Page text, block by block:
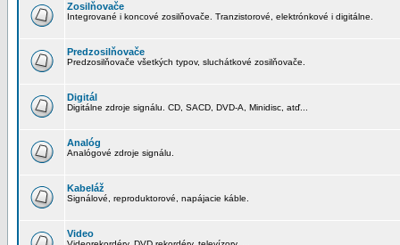
Zosilňovače
Integrované i koncové zosilňovače. Tranzistorové, elektrónkové i digitálne.
Predzosilňovače
Predzosilňovače všetkých typov, sluchátkové zosilňovače.
Digitál
Digitálne zdroje signálu. CD, SACD, DVD-A, Minidisc, atď...
Analóg
Analógové zdroje signálu.
Kabeláž
Signálové, reproduktorové, napájacie káble.
Video